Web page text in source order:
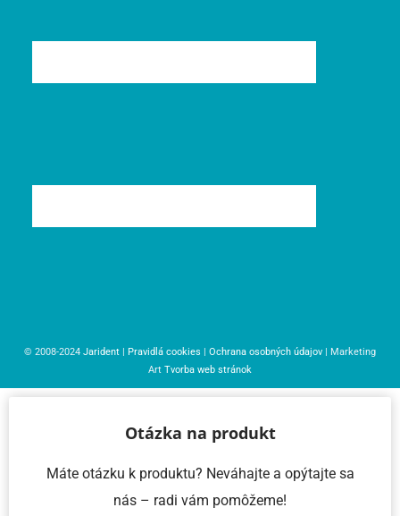
© 2008-2024 Jarident Pravidlá cookies Ochrana osobných údajov | Marketing
Art Tvorba web stránok
Otázka na produkt
Máte otázku k produktu? Neváhajte a opýtajte sa
nás – radi vám pomôžeme!